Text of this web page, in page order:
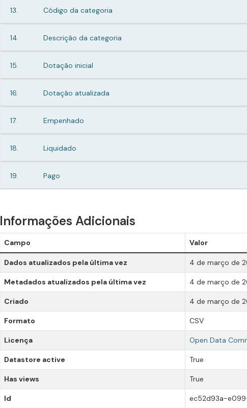
13. Código da categoria
14. Descrição da categoria
15. Dotação inicial
16. Dotação atualizada
17. Empenhado
18. Liquidado
19. Pago
Informações Adicionais
Campo Valor
Dados atualizados pela última vez 4 de março de
Metadados atualizados pela última vez 4 de março de
Criado 4 de março de
Formato CSV
Licença Open Data
Datastore active True
Has views True
Id ec52d93a-